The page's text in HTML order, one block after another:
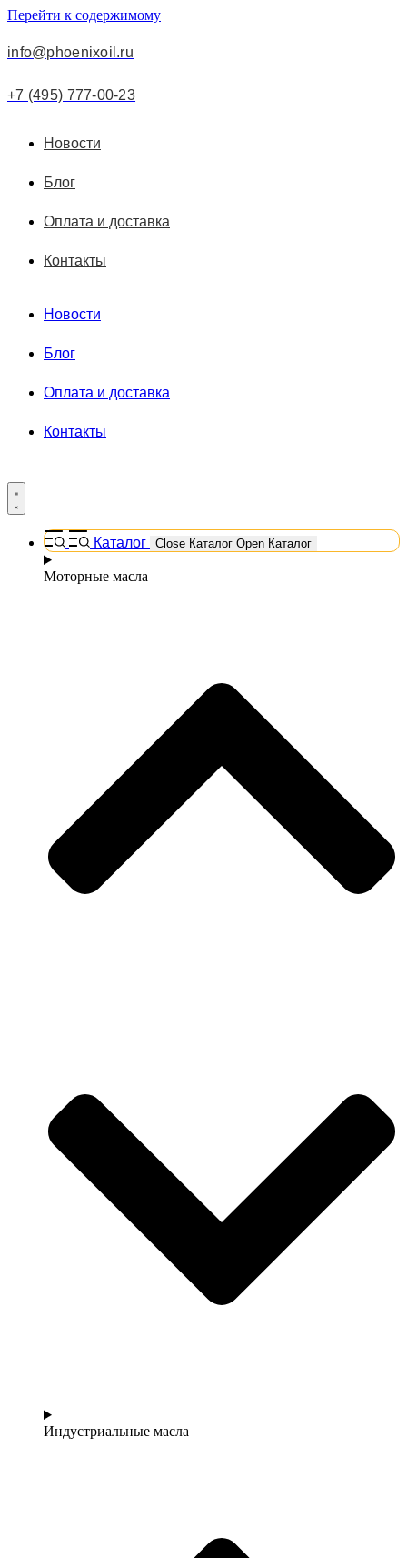
Перейти к содержимому
info@phoenixoil.ru
+7 (495) 777-00-23
Новости
Блог
Оплата и доставка
Контакты
Новости
Блог
Оплата и доставка
Контакты
Каталог Close Каталог Open Каталог
Моторные масла
Индустриальные масла